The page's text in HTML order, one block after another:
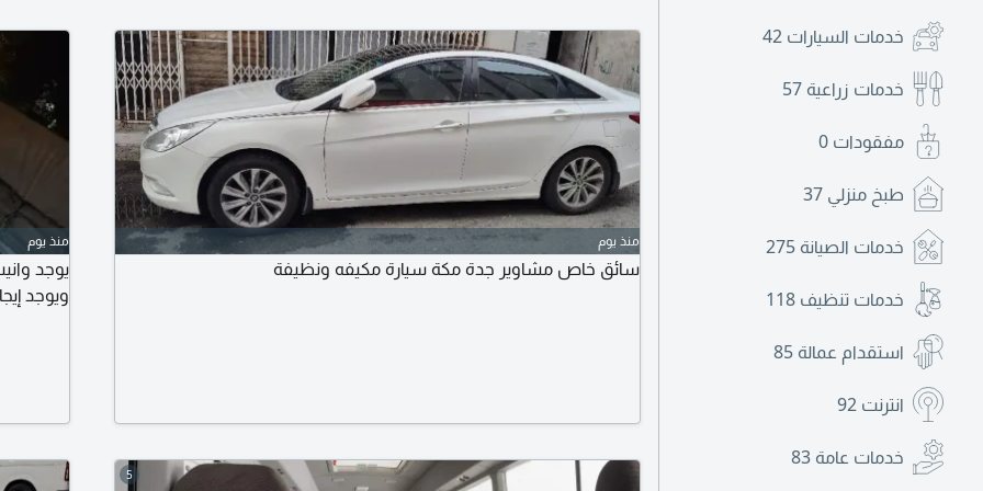
خدمات السيارات 42
خدمات زراعية 57
مفقودات 0
طبخ منزلي 37
خدمات الصيانة 275
خدمات تنظيف 118
استقدام عمالة 85
انترنت 92
خدمات عامة 83
منذ يوم
سائق خاص مشاوير جدة مكة سيارة مكيفه ونظيفة
منذ يوم
يوجد
ويوجد
5